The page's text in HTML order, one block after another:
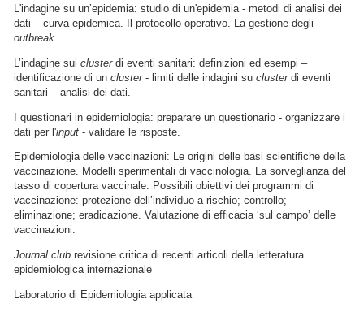
L'indagine su un’epidemia: studio di un'epidemia - metodi di analisi dei
dati – curva epidemica. Il protocollo operativo. La gestione degli
outbreak
L’indagine sui clusterdi eventi sanitari: definizioni ed esempi –
identificazione di un cluster- limiti delle indagini su clusterdi eventi
sanitari – analisi dei dati.
I questionari in epidemiologia: preparare un questionario - organizzare i
dati per l'input - validare le risposte.
Epidemiologia delle vaccinazioni: Le origini delle basi scientifiche della
vaccinazione. Modelli sperimentali di vaccinologia. La sorveglianza del
tasso di copertura vaccinale. Possibili obiettivi dei programmi di
vaccinazione: protezione dell’individuo a rischio; controllo;
eliminazione; eradicazione. Valutazione di efficacia ‘sul campo’ delle
vaccinazioni.
Journal club revisione critica di recenti articoli della letteratura
epidemiologica internazionale
Laboratorio di Epidemiologia applicata